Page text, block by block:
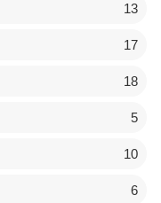
13
17
18
5
10
6